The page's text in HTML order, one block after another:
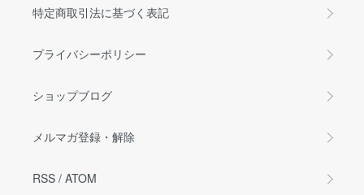
特定商取引法に基づく表記
プライバシーポリシー
ショップブログ
メルマガ登録・解除
RSS / ATOM